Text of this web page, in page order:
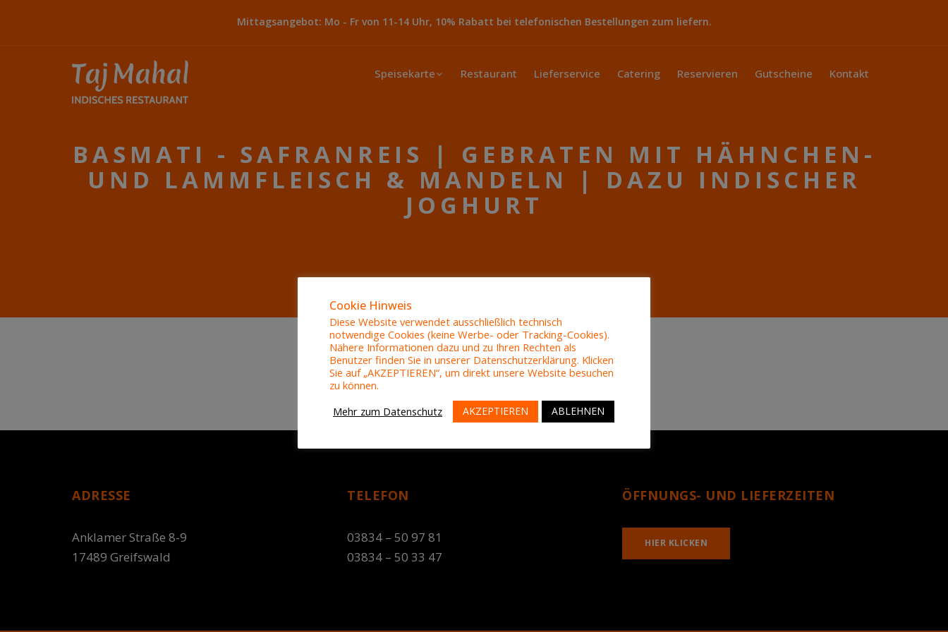
Mittagsangebot: Mo - Fr von 11-14 Uhr, 10% Rabatt bei telefonischen Bestellungen zum liefern.
Speisekarte Restaurant Lieferservice Catering Reservieren Gutscheine Kontakt
BASMATI - SAFRANREIS | GEBRATEN MIT HÄHNCHEN-
UND LAMMFLEISCH & MANDELN | DAZU INDISCHER
JOGHURT
ADRESSE
Anklamer Straße 8-9
17489 Greifswald
TELEFON
03834 – 50 97 81
03834 – 50 33 47
ÖFFNUNGS- UND LIEFERZEITEN
HIER KLICKEN
Cookie Hinweis
Diese Website verwendet ausschließlich technisch
notwendige Cookies (keine Werbe- oder Tracking-Cookies).
Nähere Informationen dazu und zu Ihren Rechten als
Benutzer finden Sie in unserer Datenschutzerklärung. Klicken
Sie auf „AKZEPTIEREN“, um direkt unsere Website besuchen
zu können.
Mehr zum Datenschutz
AKZEPTIEREN ABLEHNEN